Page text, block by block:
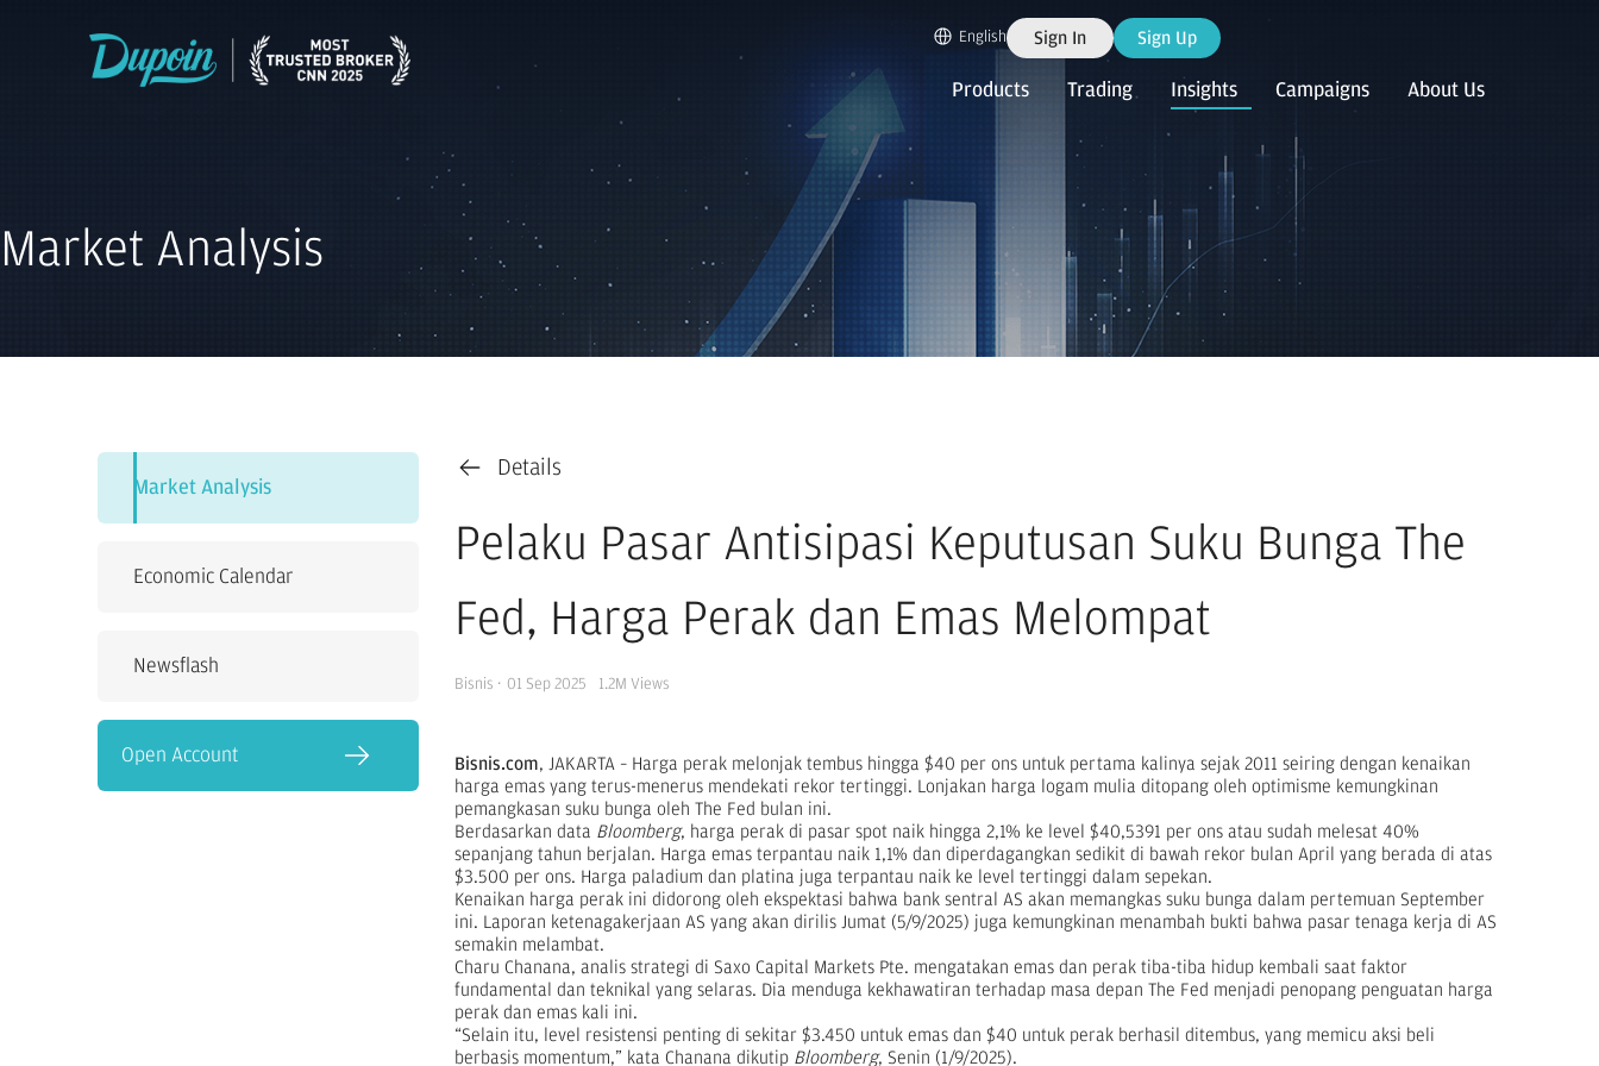
English Sign In Sign Up
Products Trading Insights Campaigns About Us
Market Analysis
Market Analysis
Economic Calendar
Newsflash
Open Account
Details
Pelaku Pasar Antisipasi Keputusan Suku Bunga The
Fed, Harga Perak dan Emas Melompat
Bisnis · 01 Sep 2025 1.2M Views
Bisnis.com, JAKARTA – Harga perak melonjak tembus hingga $40 per ons untuk pertama kalinya sejak 2011 seiring dengan kenaikan
harga emas yang terus-menerus mendekati rekor tertinggi. Lonjakan harga logam mulia ditopang oleh optimisme kemungkinan
pemangkasan suku bunga oleh The Fed bulan ini.
Berdasarkan data Bloomberg, harga perak di pasar spot naik hingga 2,1% ke level $40,5391 per ons atau sudah melesat 40%
sepanjang tahun berjalan. Harga emas terpantau naik 1,1% dan diperdagangkan sedikit di bawah rekor bulan April yang berada di atas
$3.500 per ons. Harga paladium dan platina juga terpantau naik ke level tertinggi dalam sepekan.
Kenaikan harga perak ini didorong oleh ekspektasi bahwa bank sentral AS akan memangkas suku bunga dalam pertemuan September
ini. Laporan ketenagakerjaan AS yang akan dirilis Jumat (5/9/2025) juga kemungkinan menambah bukti bahwa pasar tenaga kerja di AS
semakin melambat.
Charu Chanana, analis strategi di Saxo Capital Markets Pte. mengatakan emas dan perak tiba-tiba hidup kembali saat faktor
fundamental dan teknikal yang selaras. Dia menduga kekhawatiran terhadap masa depan The Fed menjadi penopang penguatan harga
perak dan emas kali ini.
“Selain itu, level resistensi penting di sekitar $3.450 untuk emas dan $40 untuk perak berhasil ditembus, yang memicu aksi beli
berbasis momentum,” kata Chanana dikutip Bloomberg, Senin (1/9/2025).